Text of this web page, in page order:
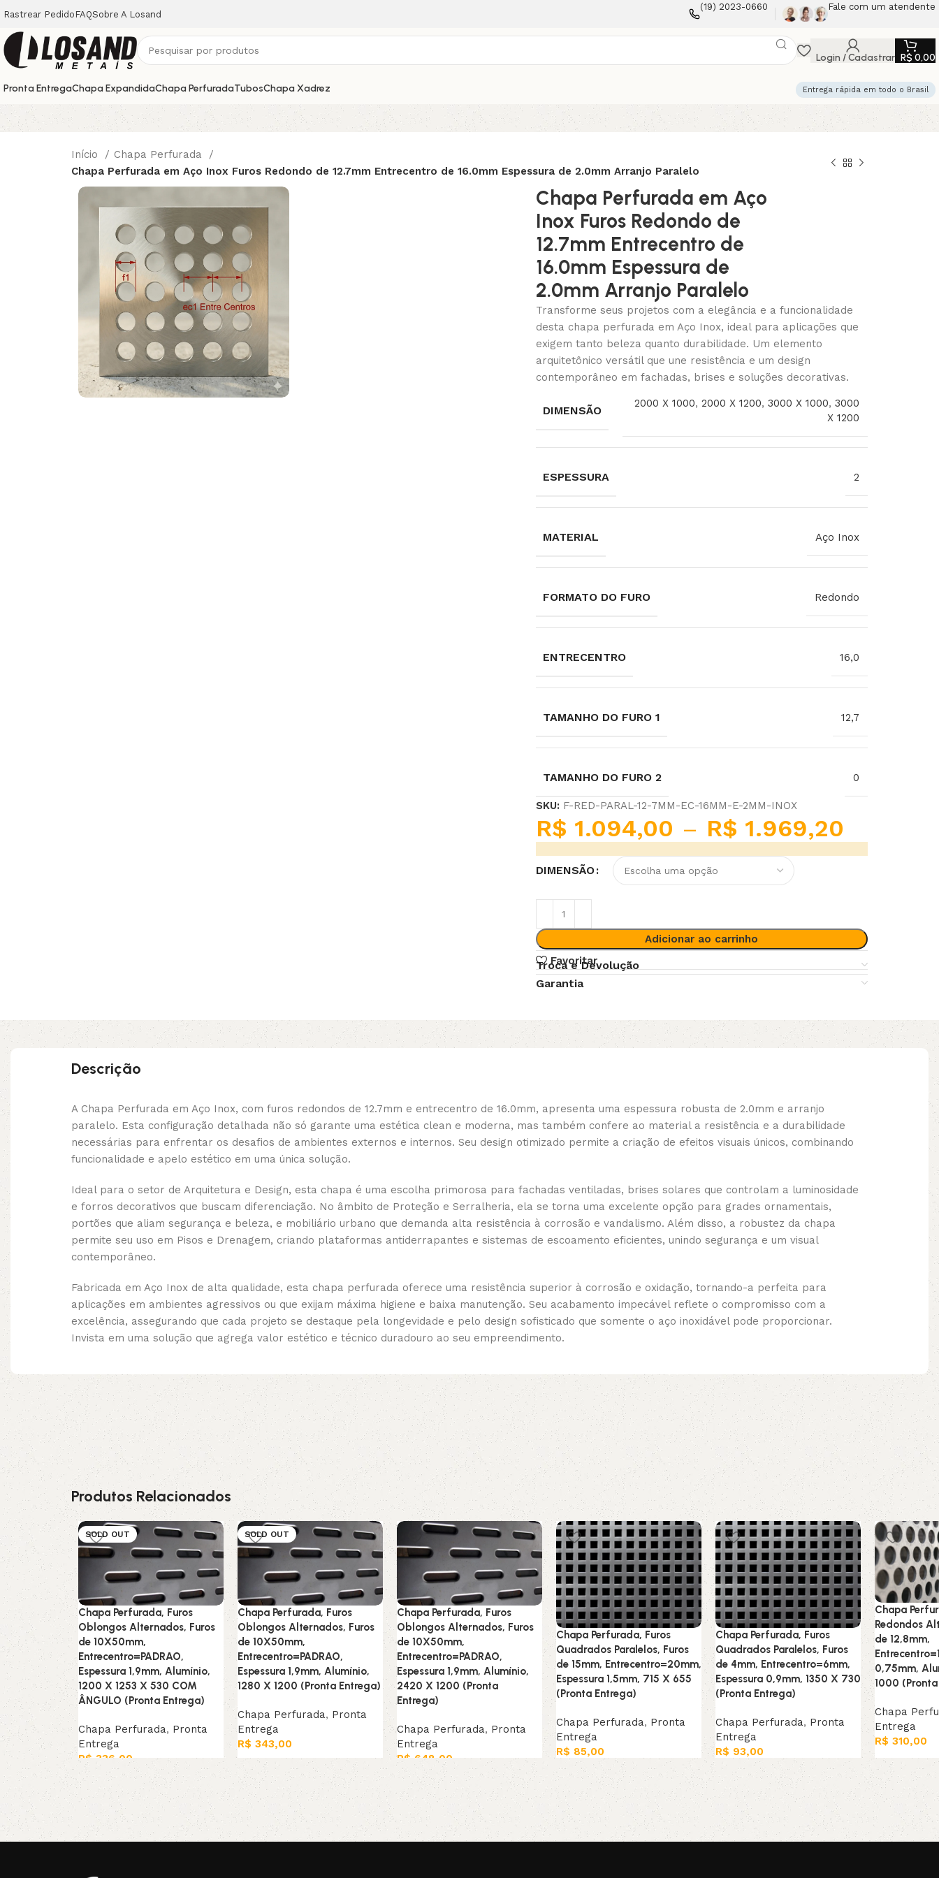
Rastrear Pedido FAQSobre A Losand
(19) 2023-0660 Fale com um atendente
Login / Cadastrar R$ 0,00
Pronta EntregaChapa ExpandidaChapa PerfuradaTubosChapa Xadrez Entrega rápida em todo o Brasil
Início
Chapa Perfurada
Chapa Perfurada em Aço Inox Furos Redondo de 12.7mm Entrecentro de 16.0mm Espessura de 2.0mm Arranjo Paralelo
Chapa Perfurada em Aço
Inox Furos Redondo de
12.7mm Entrecentro de
16.0mm Espessura de
2.0mm Arranjo Paralelo
Transforme seus projetos com a elegância e a funcionalidade
desta chapa perfurada em Aço Inox, ideal para aplicações que
exigem tanto beleza quanto durabilidade. Um elemento
arquitetônico versátil que une resistência e um design
contemporâneo em fachadas, brises e soluções decorativas.
DIMENSÃO
2000 X 1000, 2000 X 1200, 3000 X 1000, 3000
X 1200
ESPESSURA 2
MATERIAL Aço Inox
FORMATO DO FURO Redondo
ENTRECENTRO 16,0
TAMANHO DO FURO 1 12,7
TAMANHO DO FURO 2 0
SKU: F-RED-PARAL-12-7MM-EC-16MM-E-2MM-INOX
R$ 1.094,00 – R$ 1.969,20
DIMENSÃO
Adicionar ao carrinho
Favoritar
Troca e Devolução
Garantia
Descrição
A Chapa Perfurada em Aço Inox, com furos redondos de 12.7mm e entrecentro de 16.0mm, apresenta uma espessura robusta de 2.0mm e arranjo
paralelo. Esta configuração detalhada não só garante uma estética clean e moderna, mas também confere ao material a resistência e a durabilidade
necessárias para enfrentar os desafios de ambientes externos e internos. Seu design otimizado permite a criação de efeitos visuais únicos, combinando
funcionalidade e apelo estético em uma única solução.
Ideal para o setor de Arquitetura e Design, esta chapa é uma escolha primorosa para fachadas ventiladas, brises solares que controlam a luminosidade
e forros decorativos que buscam diferenciação. No âmbito de Proteção e Serralheria, ela se torna uma excelente opção para grades ornamentais,
portões que aliam segurança e beleza, e mobiliário urbano que demanda alta resistência à corrosão e vandalismo. Além disso, a robustez da chapa
permite seu uso em Pisos e Drenagem, criando plataformas antiderrapantes e sistemas de escoamento eficientes, unindo segurança e um visual
contemporâneo.
Fabricada em Aço Inox de alta qualidade, esta chapa perfurada oferece uma resistência superior à corrosão e oxidação, tornando-a perfeita para
aplicações em ambientes agressivos ou que exijam máxima higiene e baixa manutenção. Seu acabamento impecável reflete o compromisso com a
excelência, assegurando que cada projeto se destaque pela longevidade e pelo design sofisticado que somente o aço inoxidável pode proporcionar.
Invista em uma solução que agrega valor estético e técnico duradouro ao seu empreendimento.
Produtos Relacionados
SOLD OUT
Chapa Perfurada, Furos
Oblongos Alternados, Furos
de 10X50mm,
Entrecentro=PADRAO,
Espessura 1,9mm, Alumínio,
1200 X 1253 X 530 COM
ÂNGULO (Pronta Entrega)
Chapa Perfurada, Pronta
Entrega
R$ 336,00
Leia mais
SOLD OUT
Chapa Perfurada, Furos
Oblongos Alternados, Furos
de 10X50mm,
Entrecentro=PADRAO,
Espessura 1,9mm, Alumínio,
1280 X 1200 (Pronta Entrega)
Chapa Perfurada, Pronta
Entrega
R$ 343,00
Leia mais
Chapa Perfurada, Furos
Oblongos Alternados, Furos
de 10X50mm,
Entrecentro=PADRAO,
Espessura 1,9mm, Alumínio,
2420 X 1200 (Pronta
Entrega)
Chapa Perfurada, Pronta
Entrega
R$ 648,00
Adicionar ao carrinho
Chapa Perfurada, Furos
Quadrados Paralelos, Furos
de 15mm, Entrecentro=20mm,
Espessura 1,5mm, 715 X 655
(Pronta Entrega)
Chapa Perfurada, Pronta
Entrega
R$ 85,00
Adicionar ao carrinho
Chapa Perfurada, Furos
Quadrados Paralelos, Furos
de 4mm, Entrecentro=6mm,
Espessura 0,9mm, 1350 X 730
(Pronta Entrega)
Chapa Perfurada, Pronta
Entrega
R$ 93,00
Adicionar ao carrinho
Chapa
Redondos
de 12,8mm,
0,75mm,
1000
Chapa
Entrega
R$ 310,00
Adicionar